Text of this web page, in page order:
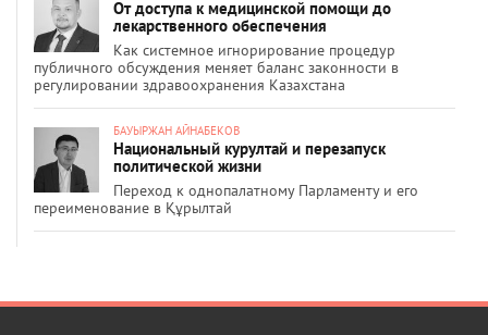
От доступа к медицинской помощи до
лекарственного обеспечения
Как системное игнорирование процедур
публичного обсуждения меняет баланс законности в
регулировании здравоохранения Казахстана
БАУЫРЖАН АЙНАБЕКОВ
Национальный курултай и перезапуск
политической жизни
Переход к однопалатному Парламенту и его
переименование в Құрылтай